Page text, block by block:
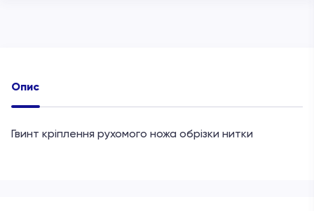
Опис
Гвинт кріплення рухомого ножа обрізки нитки